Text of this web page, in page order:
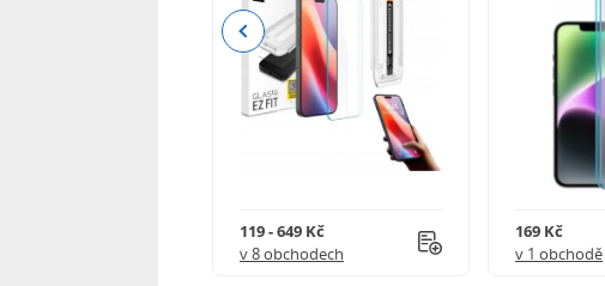
119 - 649 Kč
v 8 obchodech
169 Kč
v 1 obchodě
Previous